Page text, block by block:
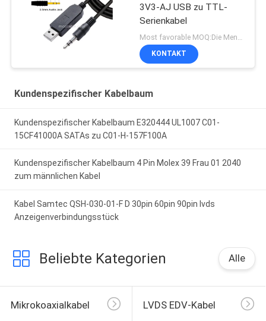
3V3-AJ USB zu TTL-
Serienkabel
KONTAKT
Kundenspezifischer Kabelbaum
Kundenspezifischer Kabelbaum E320444 UL1007 C01-
15CF41000A SATAs zu C01-H-157F100A
Kundenspezifischer Kabelbaum 4 Pin Molex 39 Frau 01 2040
zum männlichen Kabel
Kabel Samtec QSH-030-01-F D 30pin 60pin 90pin lvds
Anzeigenverbindungsstück
Beliebte Kategorien Alle
Mikrokoaxialkabel LVDS EDV-Kabel